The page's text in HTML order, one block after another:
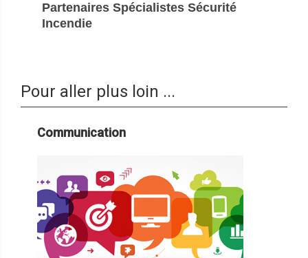
Partenaires Spécialistes Sécurité
Incendie
Pour aller plus loin ...
Communication